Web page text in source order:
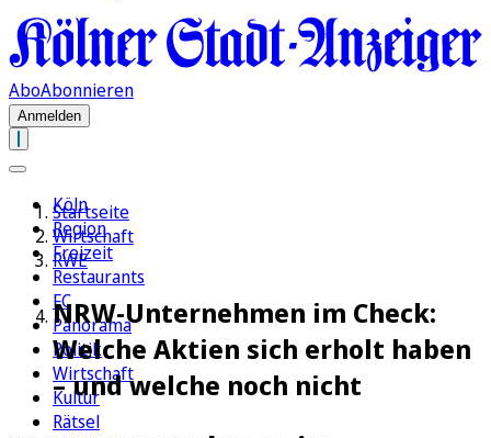
AboAbonnieren
Anmelden
Köln
Region
Freizeit
Restaurants
FC
Panorama
Politik
Wirtschaft
Kultur
Rätsel
Startseite
Wirtschaft
RWE
NRW-Unternehmen im Check:
Welche Aktien sich erholt haben
– und welche noch nicht